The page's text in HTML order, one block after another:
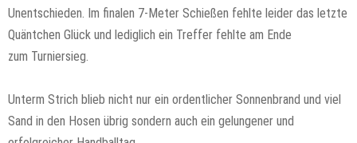
Unentschieden. Im finalen 7-Meter Schießen fehlte leider das letzte
Quäntchen Glück und lediglich ein Treffer fehlte am Ende
zum Turniersieg.
Unterm Strich blieb nicht nur ein ordentlicher Sonnenbrand und viel
Sand in den Hosen übrig sondern auch ein gelungener und